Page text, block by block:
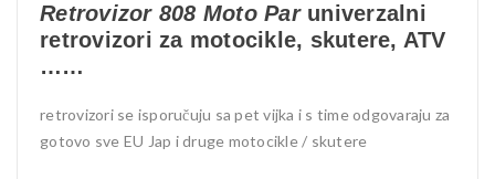
Retrovizor 808 Moto Par univerzalni
retrovizori za motocikle, skutere, ATV
……
retrovizori se isporučuju sa pet vijka i s time odgovaraju za
gotovo sve EU Jap i druge motocikle / skutere